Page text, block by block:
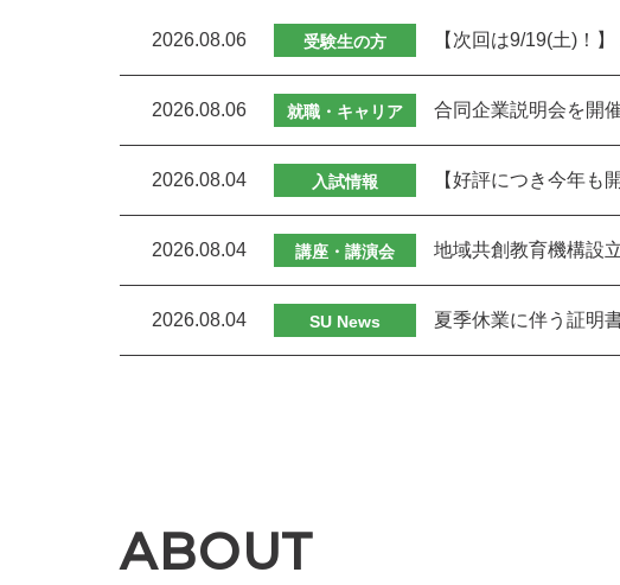
2026.08.06 受験生の方 【次回は9/19(土)！
2026.08.06 就職・キャリア 合同企業説明会を開
2026.08.04 入試情報 【好評につき今年も
2026.08.04 講座・講演会 地域共創教育機構設
2026.08.04 SU News 夏季休業に伴う証明
ABOUT